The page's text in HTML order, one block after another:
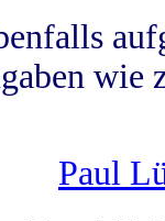
wie
Paul